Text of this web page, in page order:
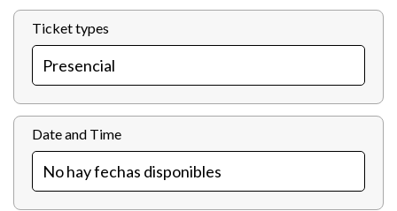
Ticket types
Date and Time